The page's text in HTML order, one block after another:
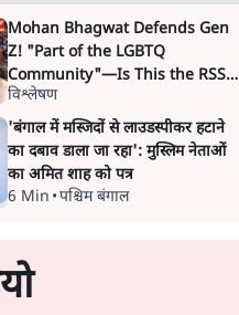
Mohan Bhagwat Defends Gen
Z! "Part of the LGBTQ
Community"—Is This the RSS's
New Move?
विश्लेषण
'बंगाल में मस्जिदों से लाउडस्पीकर हटाने
का दबाव डाला जा रहा': मुस्लिम नेताओं
का अमित शाह को पत्र
6 Min •पश्चिम बंगाल